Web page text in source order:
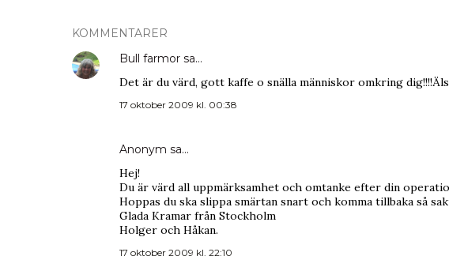
KOMMENTARER
Bull farmor sa…
Det är du värd, gott kaffe o snälla människor omkring
17 oktober 2009 kl. 00:38
Anonym sa…
Hej!
Du är värd all uppmärksamhet och omtanke efter din
Hoppas du ska slippa smärtan snart och komma tillbaka så
Glada Kramar från Stockholm
Holger och Håkan.
17 oktober 2009 kl. 22:10